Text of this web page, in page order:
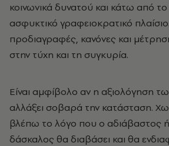
κοινωνικά δυνατού και κάτω από το
ασφυκτικό γραφειοκρατικό
προδιαγραφές, κανόνες και
στην τύχη και τη συγκυρία.
Είναι αμφίβολο αν η αξιολόγηση
αλλάξει σοβαρά την κατάσταση.
βλέπω το λόγο που ο αδιάβαστος
δάσκαλος θα διαβάσει και θα